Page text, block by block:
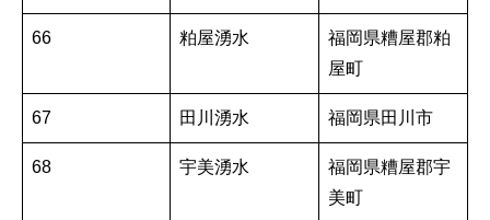
66 粕屋湧水
福岡県糟屋郡粕
屋町
67 田川湧水 福岡県田川市
68 宇美湧水
福岡県糟屋郡宇
美町